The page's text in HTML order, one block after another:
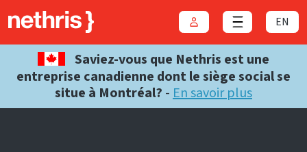
ConnexionClose menu
EN
Saviez-vous que Nethris est une
entreprise canadienne dont le siège social se
situe à Montréal? -En savoir plus